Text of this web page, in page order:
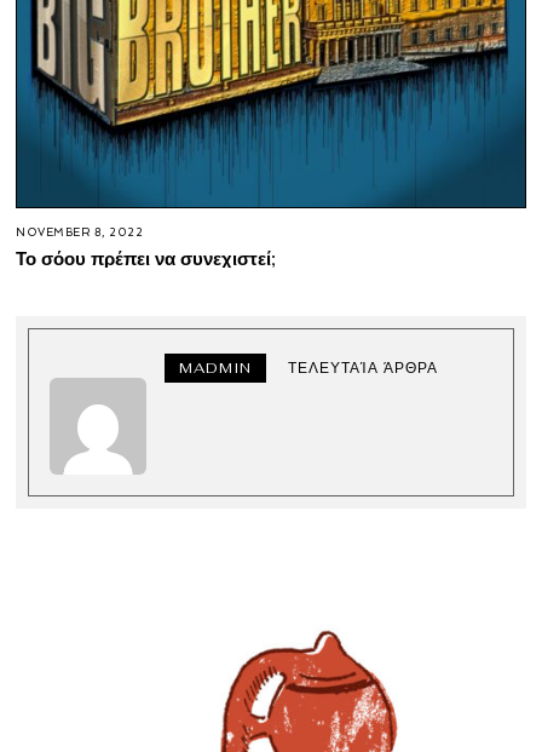
NOVEMBER 8, 2022
Το σόου πρέπει να συνεχιστεί;
MADMIN ΤΕΛΕΥΤΑΊΑ ΆΡΘΡΑ